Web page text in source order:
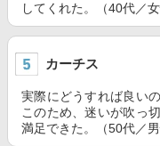
してくれた。（40代／女
カーチス
実際にどうすれば良い
このため、迷いが吹っ
満足できた。（50代／男